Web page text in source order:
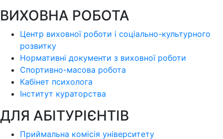
ВИХОВНА РОБОТА
Центр виховної роботи і соціально-культурного
розвитку
Нормативні документи з виховної роботи
Спортивно-масова робота
Кабінет психолога
Інститут кураторства
ДЛЯ АБІТУРІЄНТІВ
Приймальна комісія університету